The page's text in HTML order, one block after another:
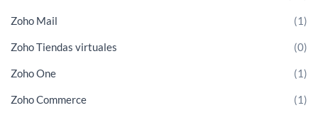
Zoho Mail (1)
Zoho Tiendas virtuales (0)
Zoho One (1)
Zoho Commerce (1)